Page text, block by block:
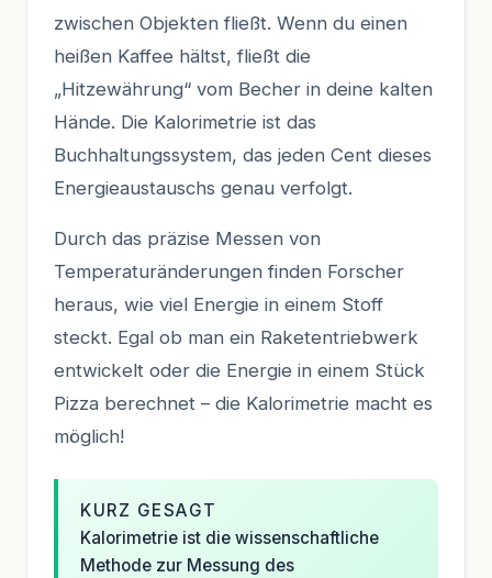
zwischen Objekten fließt. Wenn du einen
heißen Kaffee hältst, fließt die
„Hitzewährung“ vom Becher in deine kalten
Hände. Die Kalorimetrie ist das
Buchhaltungssystem, das jeden Cent dieses
Energieaustauschs genau verfolgt.
Durch das präzise Messen von
Temperaturänderungen finden Forscher
heraus, wie viel Energie in einem Stoff
steckt. Egal ob man ein Raketentriebwerk
entwickelt oder die Energie in einem Stück
Pizza berechnet – die Kalorimetrie macht es
möglich!
KURZ GESAGT
Kalorimetrie ist die wissenschaftliche
Methode zur Messung des